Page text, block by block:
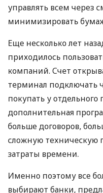
управлять всем через
минимизировать
Еще несколько лет
приходилось
компаний. Счет
терминал подключать
покупать у
дополнительная
больше договоров,
сложную
затраты времени.
Именно поэтому все
выбирают банки,